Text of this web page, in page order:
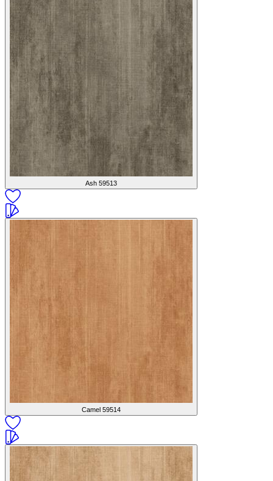
Ash 59513
Camel 59514